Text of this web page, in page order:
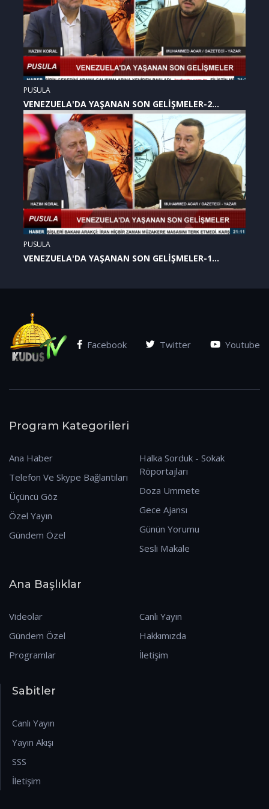
PUSULA
VENEZUELA'DA YAŞANAN SON GELİŞMELER-2
(07.01.2026)
PUSULA
VENEZUELA'DA YAŞANAN SON GELİŞMELER-1
Facebook Twitter Youtube
Program Kategorileri
Ana Haber
Telefon Ve Skype Bağlantıları
Üçüncü Göz
Özel Yayın
Gündem Özel
Halka Sorduk - Sokak
Röportajları
Doza Ummete
Gece Ajansı
Günün Yorumu
Sesli Makale
Ana Başlıklar
Videolar
Gündem Özel
Programlar
Canlı Yayın
Hakkımızda
İletişim
Sabitler
Canlı Yayın
Yayın Akışı
SSS
İletişim